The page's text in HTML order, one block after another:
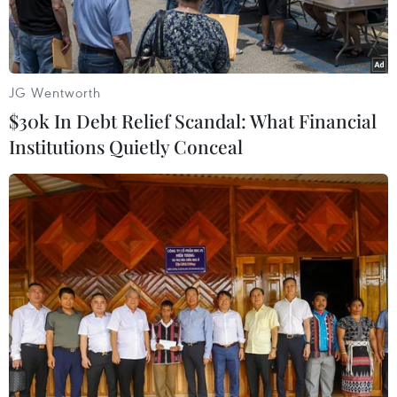
thấp.
Bảng điện tử niêm yết chỉ số chứng khoán tại sàn giao dịch
chứng khoán Tokyo, Nhật Bản. (Ảnh minh họa. Kyodo/TTXVN)
Các thị trường chứng khoán châu Á đã nối tiếp
xu hướng tăng điểm trên toàn cầu trong phiên
chiều 14/6, khi các nhà đầu tư hy vọng Cục Dự
JG Wentworth
$30k In Debt Relief Scandal: What Financial
Institutions Quietly Conceal